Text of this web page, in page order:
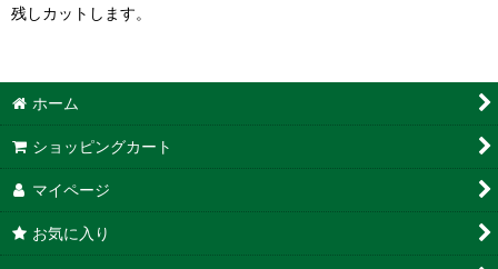
残しカットします。
ホーム
ショッピングカート
マイページ
お気に入り